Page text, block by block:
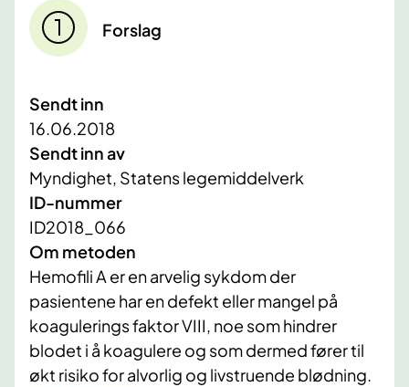
Forslag
Sendt inn
16.06.2018
Sendt inn av
Myndighet, Statens legemiddelverk
ID-nummer
ID2018_066
Om metoden
Hemofili A er en arvelig sykdom der
pasientene har en defekt eller mangel på
koagulerings faktor VIII, noe som hindrer
blodet i å koagulere og som dermed fører til
økt risiko for alvorlig og livstruende blødning.